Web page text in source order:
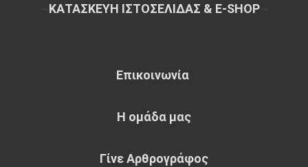
ΚΑΤΑΣΚΕΥΗ ΙΣΤΟΣΕΛΙΔΑΣ & E-SHOP~
Επικοινωνία
Η ομάδα μας
Γίνε Αρθρογράφος